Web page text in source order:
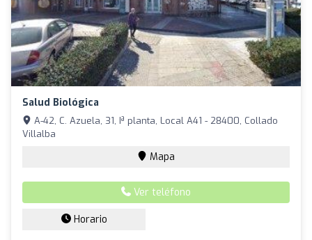
Salud Biológica
A-42, C. Azuela, 31, Iª planta, Local A41 - 28400, Collado
Villalba
Mapa
Ver teléfono
Horario